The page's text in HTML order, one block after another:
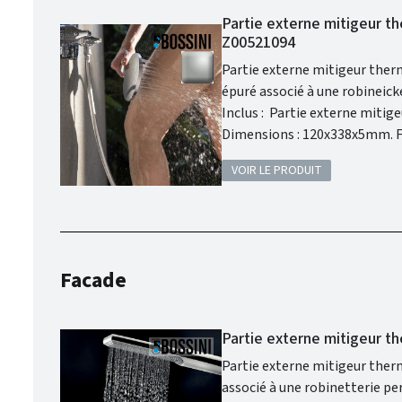
Partie externe mitigeur
Z00521094
Partie externe mitigeur
épuré associé à une robineickel
Inclus : Partie externe mitigeur
Dimensions : 120x338x5mm. Finition : Nickel satiné. Garantie 2 ans. Bossini met au coeur de ses
préoccupations la qualité et
d'avoir de la robinetterie
VOIR LE PRODUIT
Facade
Partie externe mitigeur
Partie externe mitigeur
associé à une robinetterie